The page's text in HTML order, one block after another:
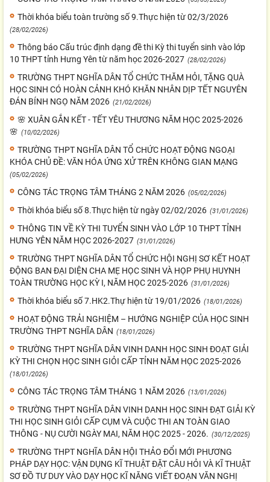
Thời khóa biểu toàn trường số 9.Thực hiện từ 02/3/2026
(28/02/2026)
Thông báo Cấu trúc định dạng đề thi Kỳ thi tuyển sinh vào lớp
10 THPT tỉnh Hưng Yên từ năm học 2026-2027 (28/02/2026)
TRƯỜNG THPT NGHĨA DÂN TỔ CHỨC THĂM HỎI, TẶNG QUÀ
HỌC SINH CÓ HOÀN CẢNH KHÓ KHĂN NHÂN DỊP TẾT NGUYÊN
ĐÁN BÍNH NGỌ NĂM 2026 (21/02/2026)
🌸 XUÂN GẮN KẾT - TẾT YÊU THƯƠNG NĂM HỌC 2025-2026
🌸 (10/02/2026)
TRƯỜNG THPT NGHĨA DÂN TỔ CHỨC HOẠT ĐỘNG NGOẠI
KHÓA CHỦ ĐỀ: VĂN HÓA ỨNG XỬ TRÊN KHÔNG GIAN MẠNG
(05/02/2026)
CÔNG TÁC TRỌNG TÂM THÁNG 2 NĂM 2026 (05/02/2026)
Thời khóa biểu số 8.Thực hiện từ ngày 02/02/2026 (31/01/2026)
THÔNG TIN VỀ KỲ THI TUYỂN SINH VÀO LỚP 10 THPT TỈNH
HƯNG YÊN NĂM HỌC 2026-2027 (31/01/2026)
TRƯỜNG THPT NGHĨA DÂN TỔ CHỨC HỘI NGHỊ SƠ KẾT HOẠT
ĐỘNG BAN ĐẠI DIỆN CHA MẸ HỌC SINH VÀ HỌP PHỤ HUYNH
TOÀN TRƯỜNG HỌC KỲ I, NĂM HỌC 2025-2026 (31/01/2026)
Thời khóa biểu số 7.HK2.Thự hiện từ 19/01/2026 (18/01/2026)
HOẠT ĐỘNG TRẢI NGHIỆM – HƯỚNG NGHIỆP CỦA HỌC SINH
TRƯỜNG THPT NGHĨA DÂN (18/01/2026)
TRƯỜNG THPT NGHĨA DÂN VINH DANH HỌC SINH ĐOẠT GIẢI
KỲ THI CHỌN HỌC SINH GIỎI CẤP TỈNH NĂM HỌC 2025-2026
(18/01/2026)
CÔNG TÁC TRỌNG TÂM THÁNG 1 NĂM 2026 (13/01/2026)
TRƯỜNG THPT NGHĨA DÂN VINH DANH HỌC SINH ĐẠT GIẢI KỲ
THI HỌC SINH GIỎI CẤP CỤM VÀ CUỘC THI AN TOÀN GIAO
THÔNG - NỤ CƯỜI NGÀY MAI, NĂM HỌC 2025 - 2026. (30/12/2025)
TRƯỜNG THPT NGHĨA DÂN HỘI THẢO ĐỔI MỚI PHƯƠNG
PHÁP DẠY HỌC: VẬN DỤNG KĨ THUẬT ĐẶT CÂU HỎI VÀ KĨ THUẬT
SƠ ĐỒ TƯ DUY VÀO DẠY HỌC KĨ NĂNG VIẾT ĐOẠN VĂN NGHỊ